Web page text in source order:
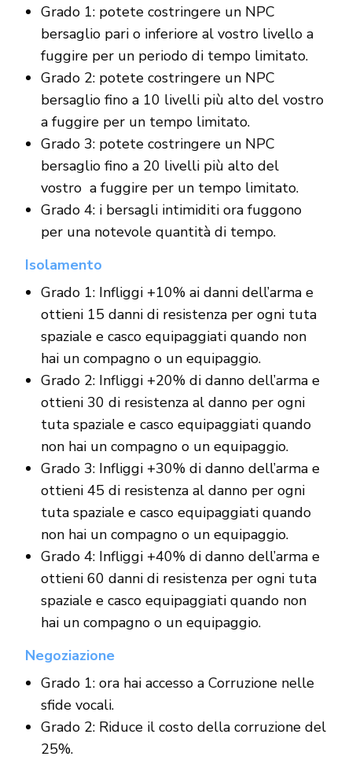
Grado 1: potete costringere un NPC
bersaglio pari o inferiore al vostro livello a
fuggire per un periodo di tempo limitato.
Grado 2: potete costringere un NPC
bersaglio fino a 10 livelli più alto del vostro
a fuggire per un tempo limitato.
Grado 3: potete costringere un NPC
bersaglio fino a 20 livelli più alto del
vostro a fuggire per un tempo limitato.
Grado 4: i bersagli intimiditi ora fuggono
per una notevole quantità di tempo.
Isolamento
Grado 1: Infliggi +10% ai danni dell’arma e
ottieni 15 danni di resistenza per ogni tuta
spaziale e casco equipaggiati quando non
hai un compagno o un equipaggio.
Grado 2: Infliggi +20% di danno dell’arma e
ottieni 30 di resistenza al danno per ogni
tuta spaziale e casco equipaggiati quando
non hai un compagno o un equipaggio.
Grado 3: Infliggi +30% di danno dell’arma e
ottieni 45 di resistenza al danno per ogni
tuta spaziale e casco equipaggiati quando
non hai un compagno o un equipaggio.
Grado 4: Infliggi +40% di danno dell’arma e
ottieni 60 danni di resistenza per ogni tuta
spaziale e casco equipaggiati quando non
hai un compagno o un equipaggio.
Negoziazione
Grado 1: ora hai accesso a Corruzione nelle
sfide vocali.
Grado 2: Riduce il costo della corruzione del
25%.